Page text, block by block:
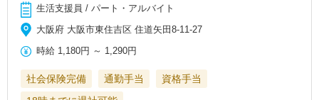
生活支援員 / パート・アルバイト
大阪府 大阪市東住吉区 住道矢田8-11-27
時給 1,180円 ～ 1,290円
社会保険完備 通勤手当
資格手当